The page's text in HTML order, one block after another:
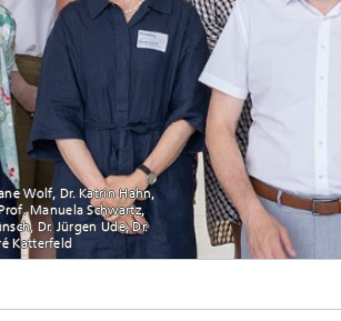
Wolf, Dr. Katrin Hahn,
Manuela Schwartz,
Dr. Jürgen Ude, Dr.
Katterfeld